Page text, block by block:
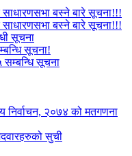
बस्ने बारे सूचना!!!
बस्ने बारे सूचना!!!
सूचना
सूचना!
सम्बन्धि सूचना
निर्वाचन, २०७४ को मतगणना
सुची